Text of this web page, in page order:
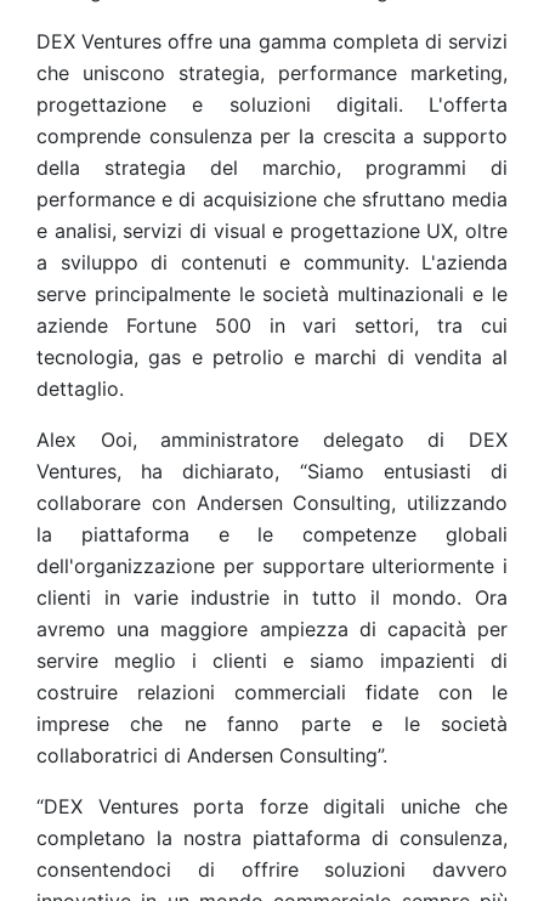
DEX Ventures offre una gamma completa di servizi
che uniscono strategia, performance marketing,
progettazione e soluzioni digitali. L'offerta
comprende consulenza per la crescita a supporto
della strategia del marchio, programmi di
performance e di acquisizione che sfruttano media
e analisi, servizi di visual e progettazione UX, oltre
a sviluppo di contenuti e community. L'azienda
serve principalmente le società multinazionali e le
aziende Fortune 500 in vari settori, tra cui
tecnologia, gas e petrolio e marchi di vendita al
dettaglio.
Alex Ooi, amministratore delegato di DEX
Ventures, ha dichiarato, “Siamo entusiasti di
collaborare con Andersen Consulting, utilizzando
la piattaforma e le competenze globali
dell'organizzazione per supportare ulteriormente i
clienti in varie industrie in tutto il mondo. Ora
avremo una maggiore ampiezza di capacità per
servire meglio i clienti e siamo impazienti di
costruire relazioni commerciali fidate con le
imprese che ne fanno parte e le società
collaboratrici di Andersen Consulting”.
“DEX Ventures porta forze digitali uniche che
completano la nostra piattaforma di consulenza,
consentendoci di offrire soluzioni davvero